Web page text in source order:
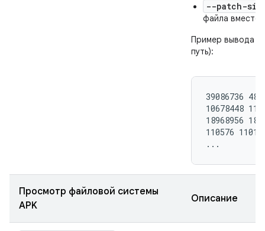
--patch-
файла вместо
Пример вывода
путь):
39086736
10678448
18968956
110576
...
Просмотр файловой системы
APK
Описание